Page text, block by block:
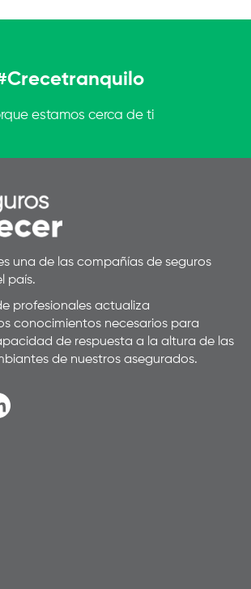
estamos cerca de ti
una de las compañías de seguros
país.
profesionales actualiza
conocimientos necesarios para
de respuesta a la altura de las
de nuestros asegurados.